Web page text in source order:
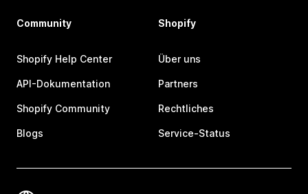
Community
Shopify Help Center
API-Dokumentation
Shopify Community
Blogs
Shopify
Über uns
Partners
Rechtliches
Service-Status